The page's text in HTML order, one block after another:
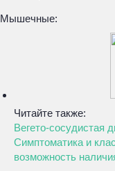
Мышечные:
Читайте также:
Вегето-сосудистая
Симптоматика и
возможность